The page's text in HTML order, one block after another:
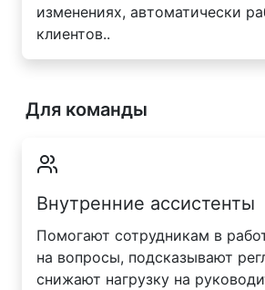
изменениях, автоматически
клиентов..
Для команды
Внутренние ассистенты
Помогают сотрудникам в
на вопросы, подсказывают
снижают нагрузку на